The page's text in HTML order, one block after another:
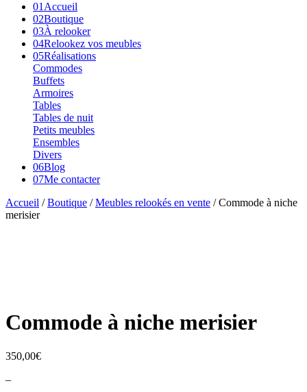
01 Accueil
02Boutique
03À relooker
04Relookez vos meubles
05Réalisations
Commodes
Buffets
Armoires
Tables
Tables de nuit
Petits meubles
Ensembles
Divers
06Blog
07Me contacter
Accueil /Boutique /Meubles relookés en vente / Commode à niche
merisier
Commode à niche merisier
350,00€
–